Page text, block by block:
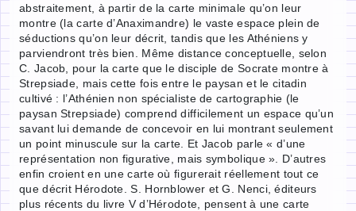
abstraitement, à partir de la carte minimale qu’on leur
montre (la carte d’Anaximandre) le vaste espace plein de
séductions qu’on leur décrit, tandis que les Athéniens y
parviendront très bien. Même distance conceptuelle, selon
C. Jacob, pour la carte que le disciple de Socrate montre à
Strepsiade, mais cette fois entre le paysan et le citadin
cultivé : l’Athénien non spécialiste de cartographie (le
paysan Strepsiade) comprend difficilement un espace qu’un
savant lui demande de concevoir en lui montrant seulement
un point minuscule sur la carte. Et Jacob parle « d’une
représentation non figurative, mais symbolique ». D’autres
enfin croient en une carte où figurerait réellement tout ce
que décrit Hérodote. S. Hornblower et G. Nenci, éditeurs
plus récents du livre V d’Hérodote, pensent à une carte